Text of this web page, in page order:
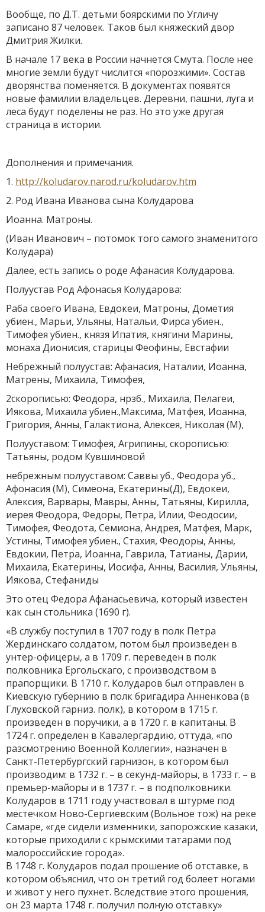
Вообще, по Д.Т. детьми боярскими по Угличу
записано 87 человек. Таков был княжеский двор
Дмитрия Жилки.
В начале 17 века в России начнется Смута. После нее
многие земли будут числится «порозжими». Состав
дворянства поменяется. В документах появятся
новые фамилии владельцев. Деревни, пашни, луга и
леса будут поделены не раз. Но это уже другая
страница в истории.
Дополнения и примечания.
1. http://koludarov.narod.ru/koludarov.htm
2. Род Ивана Иванова сына Колударова
Иоанна. Матроны.
(Иван Иванович – потомок того самого знаменитого
Колудара)
Далее, есть запись о роде Афанасия Колударова.
Полуустав Род Афонасья Колударова:
Раба своего Ивана, Евдокеи, Матроны, Дометия
убиен., Марьи, Ульяны, Натальи, Фирса убиен.,
Тимофея убиен., князя Ипатия, княгини Марины,
монаха Дионисия, старицы Феофины, Евстафии
Небрежный полуустав: Афанасия, Наталии, Иоанна,
Матрены, Михаила, Тимофея,
2скорописью: Феодора, нрзб., Михаила, Пелагеи,
Иякова, Михаила убиен.,Максима, Матфея, Иоанна,
Григория, Анны, Галактиона, Алексея, Николая (М),
Полууставом: Тимофея, Агрипины, скорописью:
Татьяны, родом Кувшиновой
небрежным полууставом: Саввы уб., Феодора уб.,
Афонасия (М), Симеона, Екатерины(Д), Евдокеи,
Алексия, Варвары, Мавры, Анны, Татьяны, Кирилла,
иерея Феодора, Федоры, Петра, Илии, Феодосии,
Тимофея, Феодота, Семиона, Андрея, Матфея, Марк,
Устины, Тимофея убиен., Стахия, Феодоры, Анны,
Евдокии, Петра, Иоанна, Гаврила, Татианы, Дарии,
Михаила, Екатерины, Иосифа, Анны, Василия, Ульяны,
Иякова, Стефаниды
Это отец Федора Афанасьевича, который известен
как сын стольника (1690 г).
«В службу поступил в 1707 году в полк Петра
Жердинскаго солдатом, потом был произведен в
унтер-офицеры, а в 1709 г. переведен в полк
полковника Ергольскаго, с производством в
прапорщики. В 1710 г. Колударов был отправлен в
Киевскую губернию в полк бригадира Анненкова (в
Глуховской гарниз. полк), в котором в 1715 г.
произведен в поручики, а в 1720 г. в капитаны. В
1724 г. определен в Кавалергардию, оттуда, «по
разсмотрению Военной Коллегии», назначен в
Санкт-Петербургский гарнизон, в котором был
производим: в 1732 г. – в секунд-майоры, в 1733 г. – в
премьер-майоры и в 1737 г. – в подполковники.
Колударов в 1711 году участвовал в штурме под
местечком Ново-Сергиевским (Вольное тож) на реке
Самаре, «где сидели изменники, запорожские казаки,
которые приходили с крымскими татарами под
малороссийские города».
В 1748 г. Колударов подал прошение об отставке, в
котором объяснил, что он третий год болеет ногами
и живот у него пухнет. Вследствие этого прошения,
он 23 марта 1748 г. получил полную отставку»